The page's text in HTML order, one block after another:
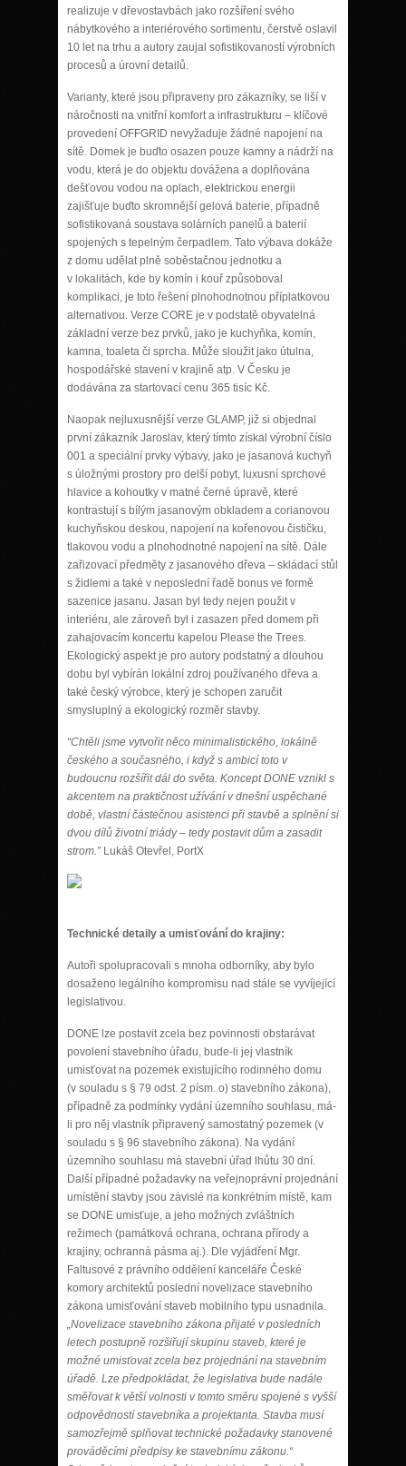
realizuje v dřevostavbách jako rozšíření svého
nábytkového a interiérového sortimentu, čerstvě oslavil
10 let na trhu a autory zaujal sofistikovaností výrobních
procesů a úrovní detailů.
Varianty, které jsou připraveny pro zákazníky, se liší v
náročnosti na vnitřní komfort a infrastrukturu – klíčové
provedení OFFGRID nevyžaduje žádné napojení na
sítě. Domek je buďto osazen pouze kamny a nádrží na
vodu, která je do objektu dovážena a doplňována
dešťovou vodou na oplach, elektrickou energii
zajišťuje buďto skromnější gelová baterie, případně
sofistikovaná soustava solárních panelů a baterií
spojených s tepelným čerpadlem. Tato výbava dokáže
z domu udělat plně soběstačnou jednotku a
v lokalitách, kde by komín i kouř způsoboval
komplikaci, je toto řešení plnohodnotnou příplatkovou
alternativou. Verze CORE je v podstatě obyvatelná
základní verze bez prvků, jako je kuchyňka, komín,
kamna, toaleta či sprcha. Může sloužit jako útulna,
hospodářské stavení v krajině atp. V Česku je
dodávána za startovací cenu 365 tisíc Kč.
Naopak nejluxusnější verze GLAMP, již si objednal
první zákazník Jaroslav, který tímto získal výrobní číslo
001 a speciální prvky výbavy, jako je jasanová kuchyň
s úložnými prostory pro delší pobyt, luxusní sprchové
hlavice a kohoutky v matné černé úpravě, které
kontrastují s bílým jasanovým obkladem a corianovou
kuchyňskou deskou, napojení na kořenovou čističku,
tlakovou vodu a plnohodnotné napojení na sítě. Dále
zařizovací předměty z jasanového dřeva – skládací stůl
s židlemi a také v neposlední řadě bonus ve formě
sazenice jasanu. Jasan byl tedy nejen použit v
interiéru, ale zároveň byl i zasazen před domem při
zahajovacím koncertu kapelou Please the Trees.
Ekologický aspekt je pro autory podstatný a dlouhou
dobu byl vybírán lokální zdroj používaného dřeva a
také český výrobce, který je schopen zaručit
smysluplný a ekologický rozměr stavby.
“Chtěli jsme vytvořit něco minimalistického, lokálně
českého a současného, i když s ambicí toto v
budoucnu rozšířit dál do světa. Koncept DONE vznikl s
akcentem na praktičnost užívání v dnešní uspěchané
době, vlastní částečnou asistenci při stavbě a splnění si
dvou dílů životní triády – tedy postavit dům a zasadit
strom.”Lukáš Otevřel, PortX
Technické detaily a umisťování do krajiny:
Autoři spolupracovali s mnoha odborníky, aby bylo
dosaženo legálního kompromisu nad stále se vyvíjející
legislativou.
DONE lze postavit zcela bez povinnosti obstarávat
povolení stavebního úřadu, bude-li jej vlastník
umisťovat na pozemek existujícího rodinného domu
(v souladu s § 79 odst. 2 písm. o) stavebního zákona),
případně za podmínky vydání územního souhlasu, má-
li pro něj vlastník připravený samostatný pozemek (v
souladu s § 96 stavebního zákona). Na vydání
územního souhlasu má stavební úřad lhůtu 30 dní.
Další případné požadavky na veřejnoprávní projednání
umístění stavby jsou závislé na konkrétním místě, kam
se DONE umisťuje, a jeho možných zvláštních
režimech (památková ochrana, ochrana přírody a
krajiny, ochranná pásma aj.). Dle vyjádření Mgr.
Faltusové z právního oddělení kanceláře České
komory architektů poslední novelizace stavebního
zákona umisťování staveb mobilního typu usnadnila.
„Novelizace stavebního zákona přijaté v posledních
letech postupně rozšiřují skupinu staveb, které je
možné umisťovat zcela bez projednání na stavebním
úřadě. Lze předpokládat, že legislativa bude nadále
směřovat k větší volnosti v tomto směru spojené s vyšší
odpovědností stavebníka a projektanta. Stavba musí
samozřejmě splňovat technické požadavky stanovené
prováděcími předpisy ke stavebnímu zákonu.“